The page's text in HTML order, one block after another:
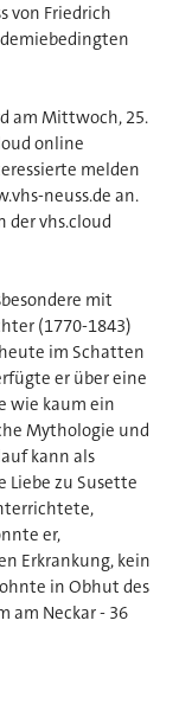
von Friedrich
am Mittwoch, 25.
online
melden
neuss.de an.
der vhs.cloud
mit
(1770-1843)
im Schatten
er über eine
wie kaum ein
Mythologie und
kann als
zu Susette
er,
Erkrankung, kein
in Obhut des
am Neckar - 36